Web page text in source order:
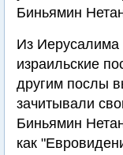
Биньямин
Из Иерусалима
израильские
другим послы
зачитывали
Биньямин
как